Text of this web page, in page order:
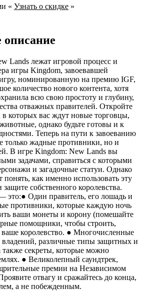
« Узнать о скидке »
Lands лежат игровой процесс и
игры Kingdom, завоевавшей
номинированную на премию IGF,
количество нового контента, хотя
всю свою простоту и глубину,
отважных правителей. Откройте
в которых вас ждут новые торговцы,
однако будьте готовы и к
Теперь на пути к завоеванию
только жадные противники, но и
В игре Kingdom: New Lands вы
задачами, справиться с которыми
и загадочные статуи. Однако
понять, как именно использовать эту
собственного королевства.
это:● Один правитель, его лошадь и
противники, которые каждую ночь
ваши монеты и корону (помешайте
помощники, чтобы строить,
ваше королевство. ● Многочисленные
различные типы защитных и
секреты, которые можно
● Великолепный саундтрек,
премии на Независимом
отвагу и сражайтесь до конца,
а не побежденным.